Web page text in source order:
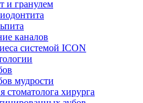
и гранулем
каналов
системой ICON
мудрости
стоматолога хирурга